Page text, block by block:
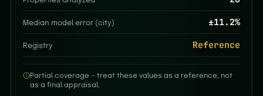
Median model error (city) ±11.2%
Registry Reference
Partial coverage — treat these values as a reference, not
as a final appraisal.